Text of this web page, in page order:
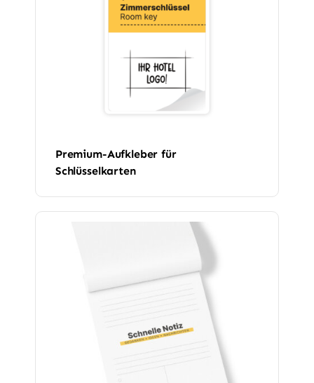
Premium-Aufkleber für
Schlüsselkarten